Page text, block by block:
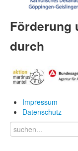
Förderung
durch
Impressum
Datenschutz